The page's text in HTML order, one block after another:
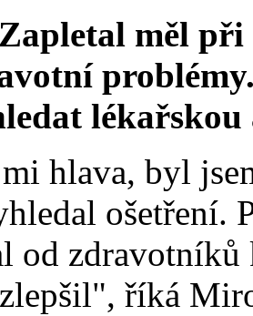
měl při
lékařskou
hlava, byl
ošetření.
od
říká